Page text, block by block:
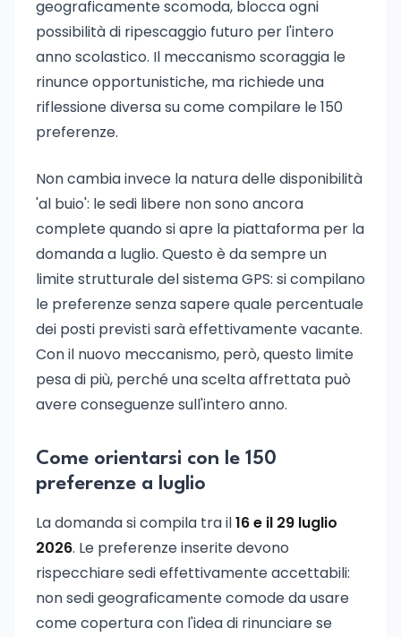
geograficamente scomoda, blocca ogni
possibilità di ripescaggio futuro per l'intero
anno scolastico. Il meccanismo scoraggia le
rinunce opportunistiche, ma richiede una
riflessione diversa su come compilare le 150
preferenze.
Non cambia invece la natura delle disponibilità
'al buio': le sedi libere non sono ancora
complete quando si apre la piattaforma per la
domanda a luglio. Questo è da sempre un
limite strutturale del sistema GPS: si compilano
le preferenze senza sapere quale percentuale
dei posti previsti sarà effettivamente vacante.
Con il nuovo meccanismo, però, questo limite
pesa di più, perché una scelta affrettata può
avere conseguenze sull'intero anno.
Come orientarsi con le 150
preferenze a luglio
La domanda si compila tra il16 e il 29 luglio
2026. Le preferenze inserite devono
rispecchiare sedi effettivamente accettabili:
non sedi geograficamente comode da usare
come copertura con l'idea di rinunciare se